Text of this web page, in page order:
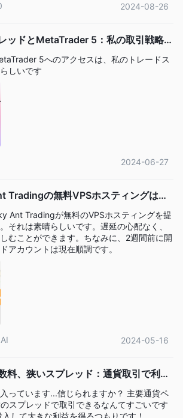
す。これにより、Bitcoinなどの暗号通貨の
も取り扱っており、高いレバレッジを
属をUSDやAUDなどの通貨と取引すること
500や英国のFTSE 100などの株価指数
いて予想することができます。
ウント
5との協力により、使いやすい市場検
優れた約定力とともに幅広いツールを統合
では、高いレバレッジ（最大500倍）な
り、これにより利益と損失の両方が拡大さ
慣れた経験豊富なトレーダーに最適な実際
ミュレートされた環境でトレードを練習す
方法です。Lucky Antは仮想資金を提供
ことができます。デモアカウントは、初心
クにさらす前に新しい戦略を試したい人々
です。
2024-08-26
ッドとMetaTrader 5：私の取引戦略に
せ
5へのアクセスは、私のトレードス
しいです
2024-06-27
Tradingの無料VPSホスティングは、
を向上させ、私のライブアカウントの
Ant Tradingが無料のVPSホスティングを提
それは素晴らしいです。遅延の心配なく、
むことができます。ちなみに、2週間前に開
アカウントは現在順調です。
2024-05-16
料、狭いスプレッド：通貨取引で利益
っています...信じられますか？ 主要通貨ペ
スプレッドで取引できるなんてすごいです
して大きな利益を得るつもりです！